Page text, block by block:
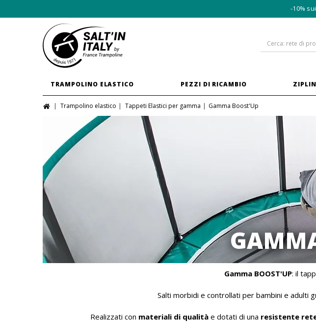
-10%
TRAMPOLINO ELASTICO PEZZI DI RICAMBIO
Trampolino elastico Tappeti Elastici per gamma Gamma Boost'Up
Gamma BOOST'UP: il
Salti morbidi e controllati per bambini e adulti
Realizzati con materiali di qualità e dotati di una resistente